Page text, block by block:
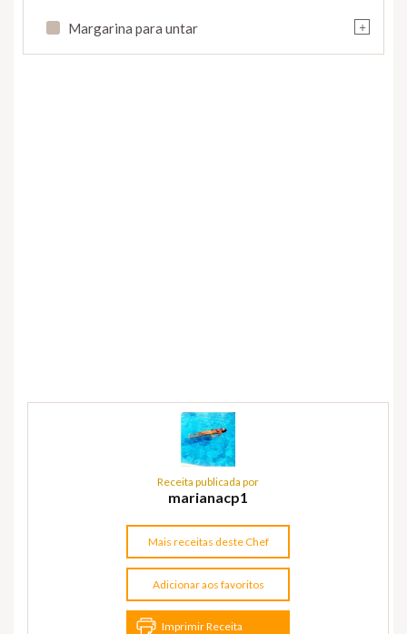
+
Margarina para untar
Receita publicada por
marianacp1
Mais receitas deste Chef
Adicionar aos favoritos
Imprimir Receita